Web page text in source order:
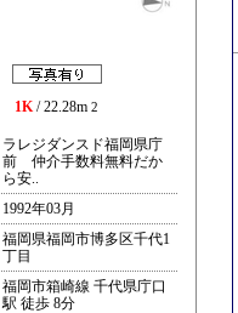
1K/ 22.28m 2
ラレジダンスド福岡県庁
前 仲介手数料無料だか
ら安..
1992年03月
福岡県福岡市博多区千代1
丁目
福岡市箱崎線 千代県庁口
駅 徒歩 8分